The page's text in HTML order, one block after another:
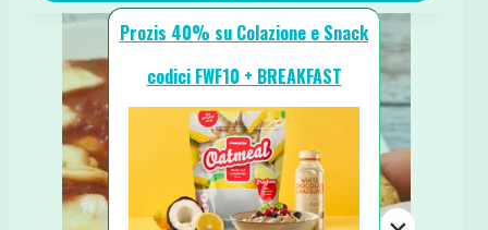
Prozis 40% su Colazione e Snack
codici FWF10 + BREAKFAST